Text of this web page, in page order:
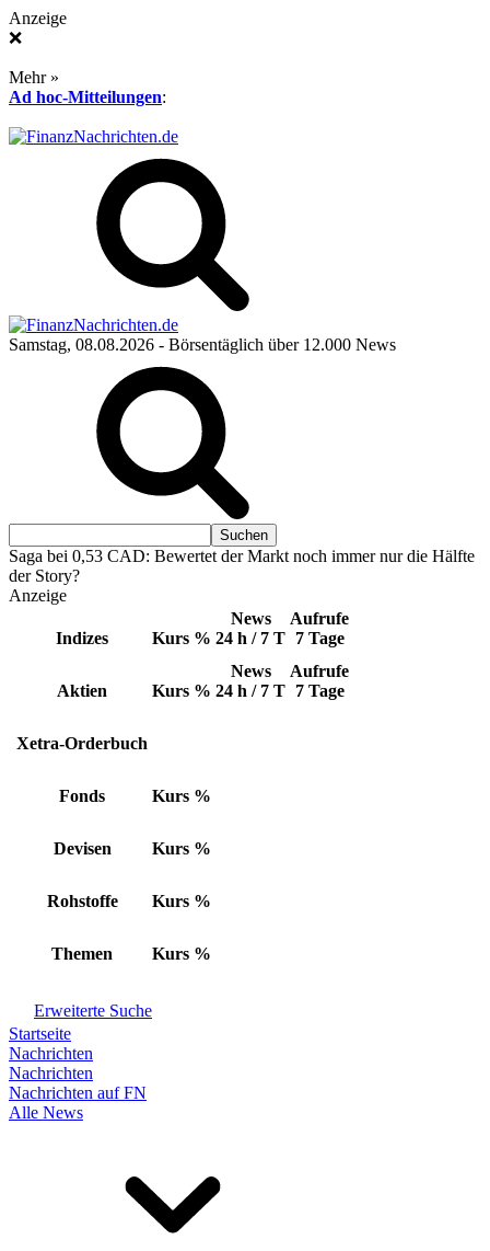
Anzeige
❌
Mehr »
Ad hoc-Mitteilungen:
Samstag, 08.08.2026 - Börsentäglich über 12.000 News
Saga bei 0,53 CAD: Bewertet der Markt noch immer nur die Hälfte
der Story?
Anzeige
Indizes Kurs %
News
24 h / 7 T
Aufrufe
7 Tage
Aktien Kurs %
News
24 h / 7 T
Aufrufe
7 Tage
Xetra-Orderbuch
Fonds Kurs %
Devisen Kurs %
Rohstoffe Kurs %
Themen Kurs %
Erweiterte Suche
Startseite
Nachrichten
Nachrichten
Nachrichten auf FN
Alle News